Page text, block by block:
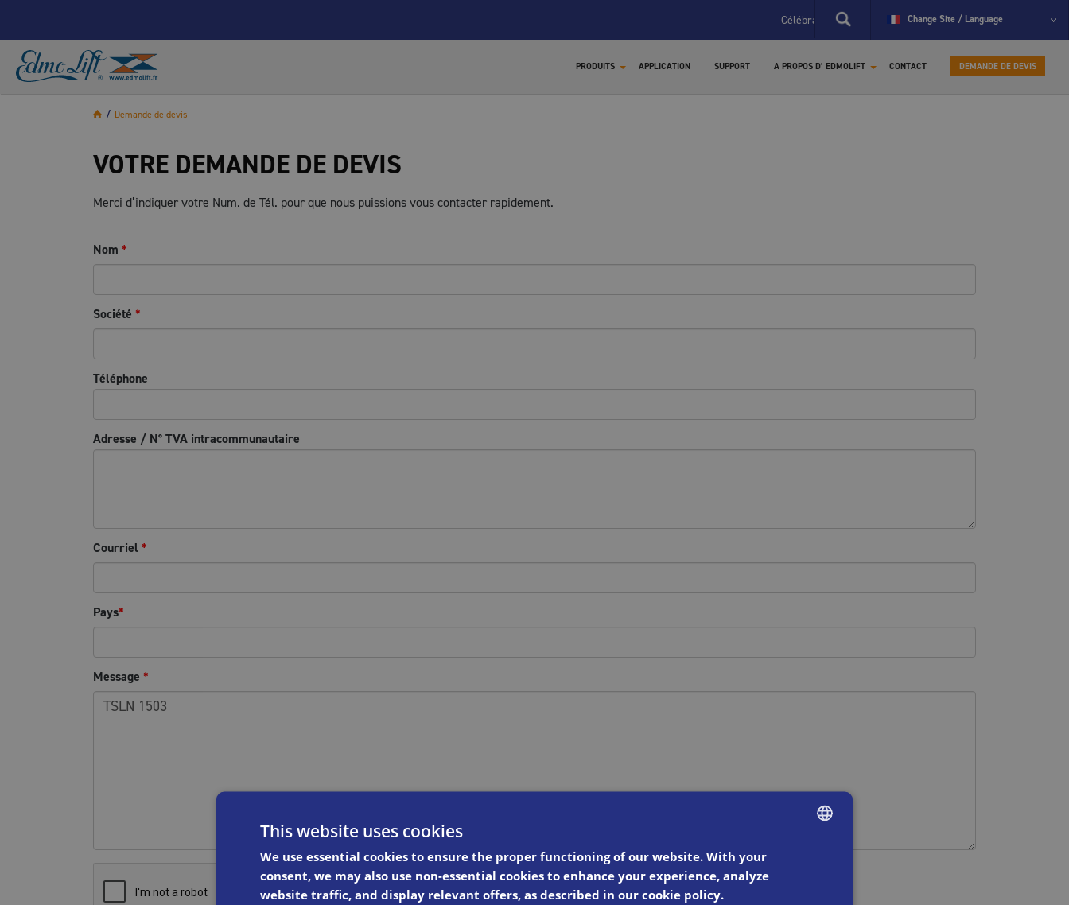
Change Site / Language
Célébration du 60e anniversaire d'EdmoLift. La première table
PRODUITS APPLICATION SUPPORT A PROPOS D’ EDMOLIFT CONTACT DEMANDE DE DEVIS
/ Demande de devis
VOTRE DEMANDE DE DEVIS
Merci d’indiquer votre Num. de Tél. pour que nous puissions vous contacter rapidement.
Nom *
Société *
Téléphone
Adresse / N° TVA intracommunautaire
Courriel *
Pays*
Message *
This website uses cookies
We use essential cookies to ensure the proper functioning of our website. With your
consent, we may also use non-essential cookies to enhance your experience, analyze
website traffic, and display relevant offers, as described in our cookie policy.